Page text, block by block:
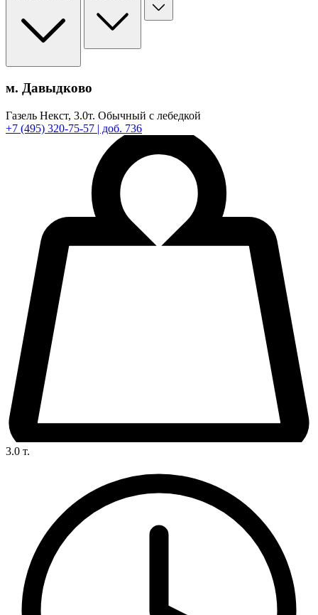
м. Давыдково
Газель Некст, 3.0т. Обычный с лебедкой
+7 (495) 320-75-57 | доб. 736
3.0 т.